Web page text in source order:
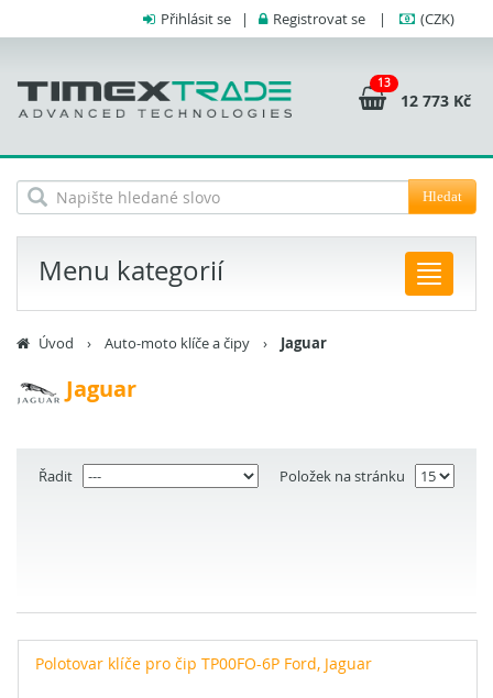
Přihlásit se | Registrovat se | (CZK)
13
12 773 Kč
Hledat
Menu kategorií
Úvod › Auto-moto klíče a čipy › Jaguar
Jaguar
Řadit Položek na stránku
Polotovar klíče pro čip TP00FO-6P Ford, Jaguar